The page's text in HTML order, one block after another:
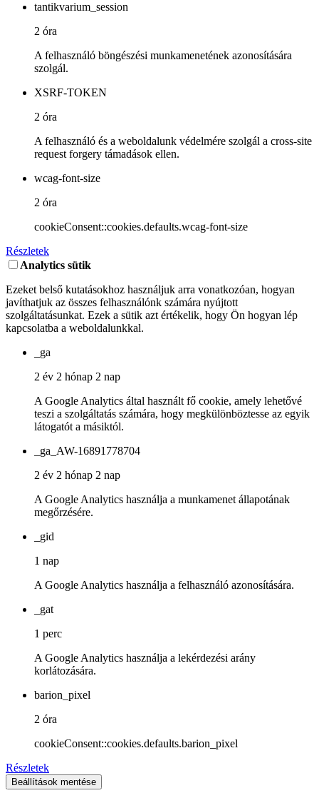
tantikvarium_session
2 óra
A felhasználó böngészési munkamenetének azonosítására
szolgál.
XSRF-TOKEN
2 óra
A felhasználó és a weboldalunk védelmére szolgál a cross-site
request forgery támadások ellen.
wcag-font-size
2 óra
cookieConsent::cookies.defaults.wcag-font-size
Részletek
Analytics sütik
Ezeket belső kutatásokhoz használjuk arra vonatkozóan, hogyan
javíthatjuk az összes felhasználónk számára nyújtott
szolgáltatásunkat. Ezek a sütik azt értékelik, hogy Ön hogyan lép
kapcsolatba a weboldalunkkal.
_ga
2 év 2 hónap 2 nap
A Google Analytics által használt fő cookie, amely lehetővé
teszi a szolgáltatás számára, hogy megkülönböztesse az egyik
látogatót a másiktól.
_ga_AW-16891778704
2 év 2 hónap 2 nap
A Google Analytics használja a munkamenet állapotának
megőrzésére.
_gid
1 nap
A Google Analytics használja a felhasználó azonosítására.
_gat
1 perc
A Google Analytics használja a lekérdezési arány
korlátozására.
barion_pixel
2 óra
cookieConsent::cookies.defaults.barion_pixel
Részletek
Beállítások mentése